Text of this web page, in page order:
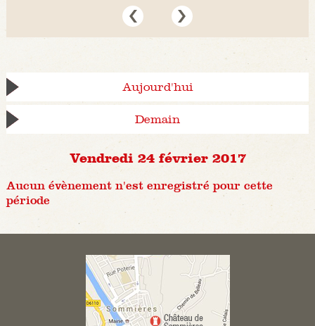
Aujourd'hui
Demain
Vendredi 24 février 2017
Aucun évènement n'est enregistré pour cette
période